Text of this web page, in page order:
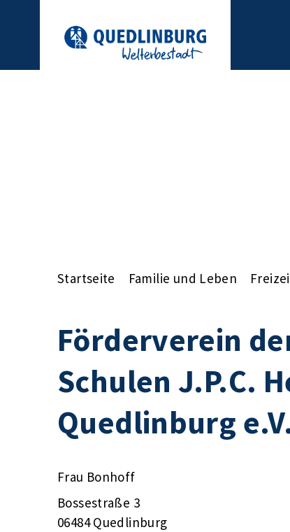
Startseite Familie und Leben
Förderverein
Schulen J.P.C.
Quedlinburg
Frau Bonhoff
Bossestraße 3
06484 Quedlinburg